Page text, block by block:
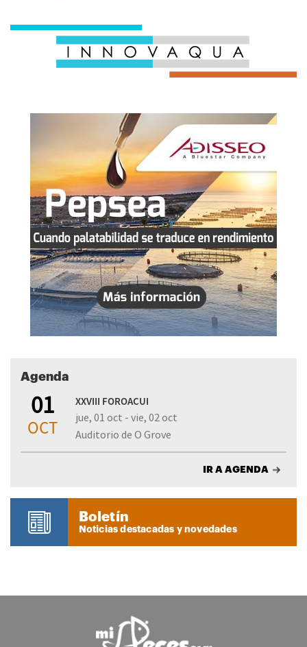
Agenda
01
OCT
XXVIII FOROACUI
jue, 01 oct - vie, 02 oct
Auditorio de O Grove
IR A AGENDA
Boletín
Noticias destacadas y novedades